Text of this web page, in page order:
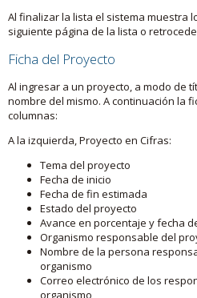
Al finalizar la lista el sistema muestra
siguiente página de la lista o
Ficha del Proyecto
Al ingresar a un proyecto, a modo de
nombre del mismo. A continuación la
columnas:
A la izquierda, Proyecto en Cifras:
Tema del proyecto
Fecha de inicio
Fecha de fin estimada
Estado del proyecto
Avance en porcentaje y fecha
Organismo responsable del
Nombre de la persona
organismo
Correo electrónico de los
organismo